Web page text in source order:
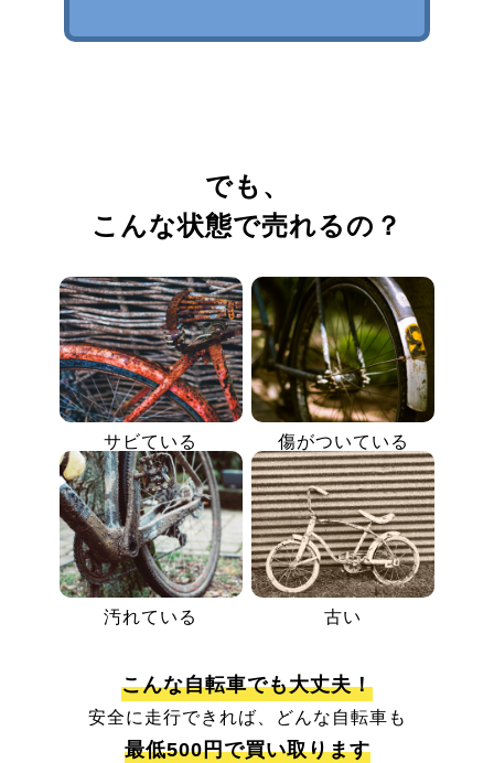
でも、
こんな状態で売れるの？
サビている 傷がついている
汚れている 古い
こんな自転車でも大丈夫！
安全に走行できれば、どんな自転車も
最低500円で買い取ります